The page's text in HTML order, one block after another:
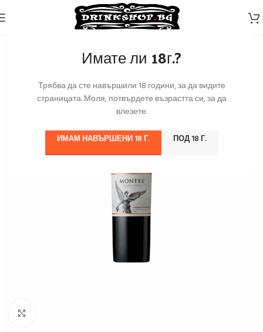
Имате ли 18г.?
Трябва да сте навършили 18 години, за да видите
страницата. Моля, потвърдете възрастта си, за да
влезете.
ИМАМ НАВЪРШЕНИ 18 Г. ПОД 18 Г.